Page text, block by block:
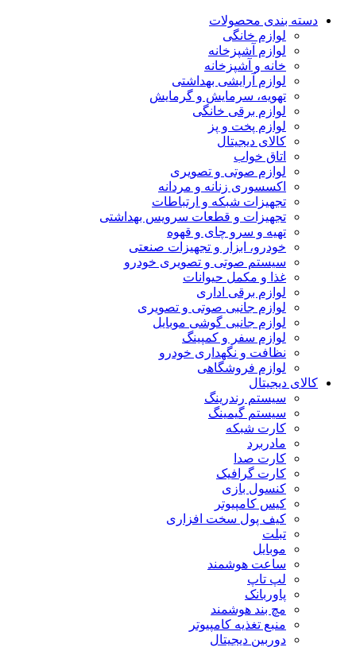
دسته بندی محصولات
لوازم خانگی
لوازم آشپزخانه
خانه و آشپزخانه
لوازم آرایشی بهداشتی
تهویه، سرمایش و گرمایش
لوازم برقی خانگی
لوازم پخت و پز
کالای دیجیتال
اتاق خواب
لوازم صوتی و تصویری
اکسسوری زنانه و مردانه
تجهیزات شبکه و ارتباطات
تجهیزات و قطعات سرویس بهداشتی
تهیه و سرو چای و قهوه
خودرو، ابزار و تجهیزات صنعتی
سیستم صوتی و تصویری خودرو
غذا و مکمل حیوانات
لوازم برقی اداری
لوازم جانبی صوتی و تصویری
لوازم جانبی گوشی موبایل
لوازم سفر و کمپینگ
نظافت و نگهداری خودرو
لوازم فروشگاهی
کالای دیجیتال
سیستم رندرینگ
سیستم گیمینگ
کارت شبکه
مادربرد
کارت صدا
کارت گرافیک
کنسول بازی
کیس کامپیوتر
کیف پول سخت افزاری
تبلت
موبایل
ساعت هوشمند
لپ تاپ
پاوربانک
مچ بند هوشمند
منبع تغذیه کامپیوتر
دوربین دیجیتال